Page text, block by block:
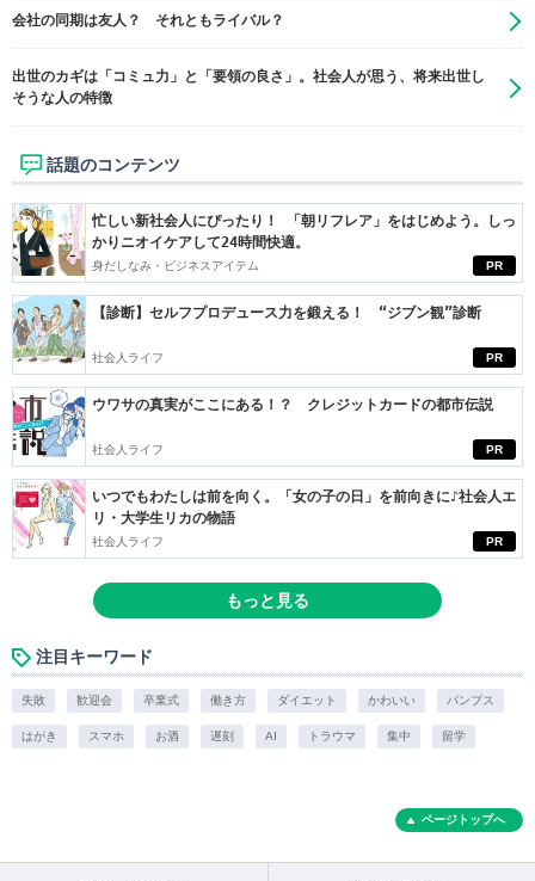
会社の同期は友人？ それともライバル？
出世のカギは「コミュ力」と「要領の良さ」。社会人が思う、将来出世し
そうな人の特徴
話題のコンテンツ
PR
忙しい新社会人にぴったり！ 「朝リフレア」をはじめよう。しっ
かりニオイケアして24時間快適。
身だしなみ・ビジネスアイテム
PR
【診断】セルフプロデュース力を鍛える！ “ジブン観”診断
社会人ライフ
PR
ウワサの真実がここにある！？ クレジットカードの都市伝説
社会人ライフ
PR
いつでもわたしは前を向く。「女の子の日」を前向きに♪社会人エ
リ・大学生リカの物語
社会人ライフ
もっと見る
注目キーワード
失敗 歓迎会 卒業式 働き方 ダイエット かわいい パンプス
はがき スマホ お酒 遅刻 AI トラウマ 集中 留学
ページトップへ